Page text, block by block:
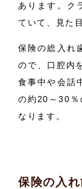
あります。ク
ていて、見た
保険の総入れ
ので、口腔内
食事中や会話
の約20～30％
なります。
保険の入